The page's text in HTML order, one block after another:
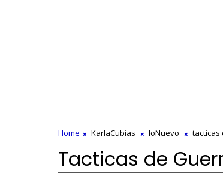
Home KarlaCubias loNuevo tacticas
Tacticas de